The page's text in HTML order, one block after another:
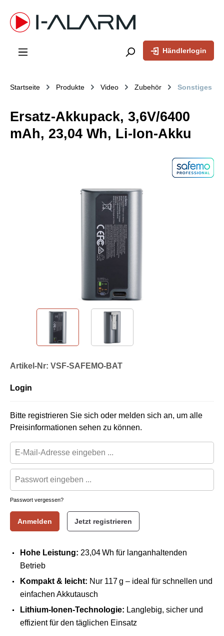
springen
Händlerlogin
Startseite Produkte Video Zubehör Sonstiges
Ersatz-Akkupack, 3,6V/6400
mAh, 23,04 Wh, Li-Ion-Akku
Artikel-Nr: VSF-SAFEMO-BAT
Login
Bitte registrieren Sie sich oder melden sich an, um alle
Preisinformationen sehen zu können.
Passwort vergessen?
Anmelden Jetzt registrieren
Hohe Leistung: 23,04 Wh für langanhaltenden
Betrieb
Kompakt & leicht: Nur 117 g – ideal für schnellen und
einfachen Akkutausch
Lithium-Ionen-Technologie: Langlebig, sicher und
effizient für den täglichen Einsatz